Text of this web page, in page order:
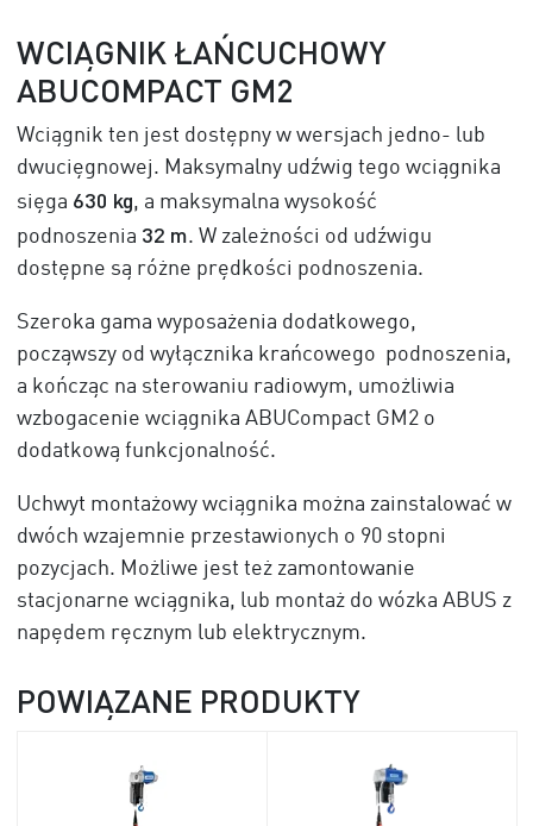
WCIĄGNIK ŁAŃCUCHOWY
ABUCOMPACT GM2
Wciągnik ten jest dostępny w wersjach jedno- lub
dwucięgnowej. Maksymalny udźwig tego wciągnika
sięga 630 kg, a maksymalna wysokość
podnoszenia 32 m. W zależności od udźwigu
dostępne są różne prędkości podnoszenia.
Szeroka gama wyposażenia dodatkowego,
począwszy od wyłącznika krańcowego podnoszenia,
a kończąc na sterowaniu radiowym, umożliwia
wzbogacenie wciągnika ABUCompact GM2 o
dodatkową funkcjonalność.
Uchwyt montażowy wciągnika można zainstalować w
dwóch wzajemnie przestawionych o 90 stopni
pozycjach. Możliwe jest też zamontowanie
stacjonarne wciągnika, lub montaż do wózka ABUS z
napędem ręcznym lub elektrycznym.
POWIĄZANE PRODUKTY